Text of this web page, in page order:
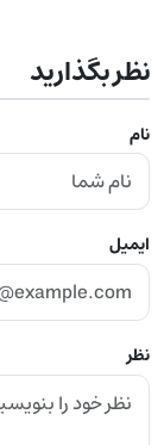
نظر بگذارید
نام
ایمیل
نظر